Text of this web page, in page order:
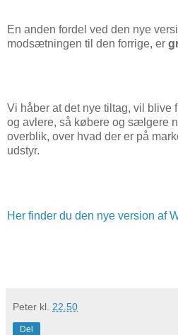
En anden fordel ved den nye
modsætningen til den forrige, er
Vi håber at det nye tiltag, vil blive
og avlere, så købere og sælgere
overblik, over hvad der er på
udstyr.
Her finder du den nye version af
Peter kl. 22.50
Del